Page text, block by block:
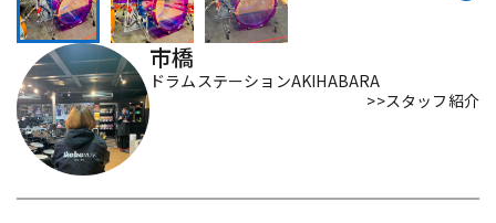
配信/ライブ機器
中古 ヴィンテージ
市橋
ドラムステーションAKIHABARA
>>スタッフ紹介